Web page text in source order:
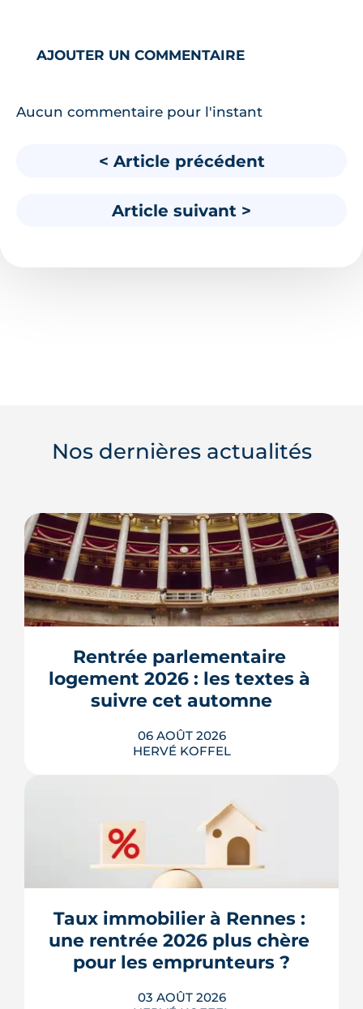
AJOUTER UN COMMENTAIRE
Aucun commentaire pour l'instant
< Article précédent
Article suivant >
Nos dernières actualités
Rentrée parlementaire
logement 2026 : les textes à
suivre cet automne
06 AOÛT 2026
HERVÉ KOFFEL
Après un printemps d'annonces,
l'automne 2026 sera l'heure de vérité
pour le logement. Trois dossiers
parlementaires, du projet de loi
qui devient vraiment applicable pour
les propriétaires, les bailleurs et les
acheteurs.
LIRE L'ARTICLE
Taux immobilier à Rennes :
une rentrée 2026 plus chère
pour les emprunteurs ?
03 AOÛT 2026